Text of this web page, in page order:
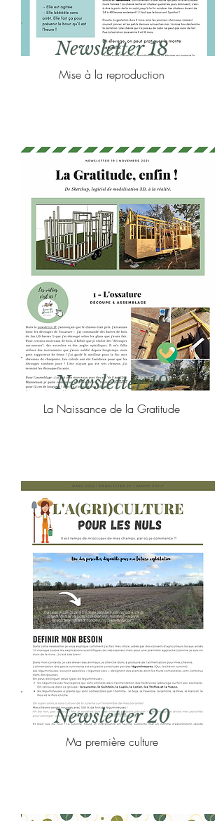
Newsletter 18
Mise à la reproduction
Newsletter 19
La Naissance de la Gratitude
Newsletter 20
Ma première culture